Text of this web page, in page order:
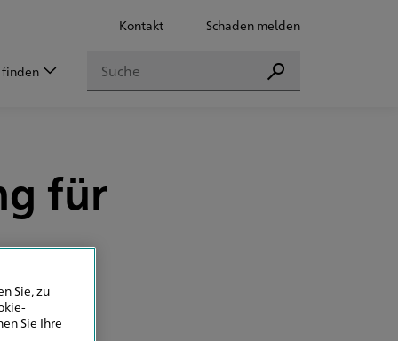
Kontakt Schaden melden
finden Suchen
Suchen
für
Sie, zu
Sie Ihre